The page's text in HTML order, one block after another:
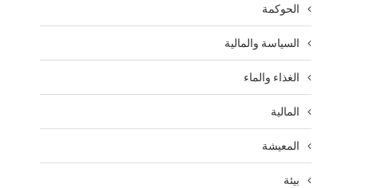
الحوكمة
السياسة والمالية
الغذاء والماء
المالية
المعيشة
بيئة